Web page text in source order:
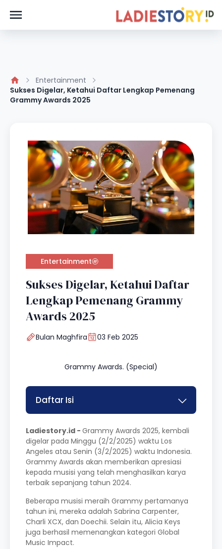
Entertainment
Sukses Digelar, Ketahui Daftar Lengkap Pemenang
Grammy Awards 2025
Entertainment
Sukses Digelar, Ketahui Daftar
Lengkap Pemenang Grammy
Awards 2025
Bulan Maghfira 03 Feb 2025
Grammy Awards. (Special)
Daftar Isi
Ladiestory.id - Grammy Awards 2025, kembali
digelar pada Minggu (2/2/2025) waktu Los
Angeles atau Senin (3/2/2025) waktu Indonesia.
Grammy Awards akan memberikan apresiasi
kepada musisi yang telah menghasilkan karya
terbaik sepanjang tahun 2024.
Beberapa musisi meraih Grammy pertamanya
tahun ini, mereka adalah Sabrina Carpenter,
Charli XCX, dan Doechii. Selain itu, Alicia Keys
juga berhasil memenangkan kategori Global
Music Impact.